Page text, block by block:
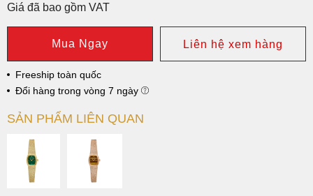
Giá đã bao gồm VAT
Mua Ngay Liên hệ xem hàng
Freeship toàn quốc
Đổi hàng trong vòng 7 ngày
SẢN PHẨM LIÊN QUAN